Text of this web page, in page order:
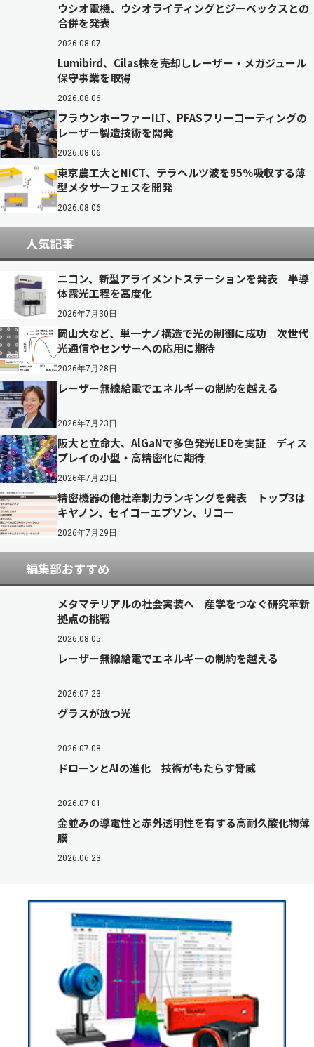
ウシオ電機、ウシオライティングとジーベックスとの
合併を発表
2026.08.07
Lumibird、Cilas株を売却しレーザー・メガジュール
保守事業を取得
2026.08.06
フラウンホーファーILT、PFASフリーコーティングの
レーザー製造技術を開発
2026.08.06
東京農工大とNICT、テラヘルツ波を95％吸収する薄
型メタサーフェスを開発
2026.08.06
人気記事
ニコン、新型アライメントステーションを発表 半導
体露光工程を高度化
2026年7月30日
岡山大など、単一ナノ構造で光の制御に成功 次世代
光通信やセンサーへの応用に期待
2026年7月28日
レーザー無線給電でエネルギーの制約を越える
2026年7月23日
阪大と立命大、AlGaNで多色発光LEDを実証 ディス
プレイの小型・高精密化に期待
2026年7月23日
精密機器の他社牽制力ランキングを発表 トップ3は
キヤノン、セイコーエプソン、リコー
2026年7月29日
編集部おすすめ
メタマテリアルの社会実装へ 産学をつなぐ研究革新
拠点の挑戦
2026.08.05
レーザー無線給電でエネルギーの制約を越える
2026.07.23
グラスが放つ光
2026.07.08
ドローンとAIの進化 技術がもたらす脅威
2026.07.01
金並みの導電性と赤外透明性を有する高耐久酸化物薄
膜
2026.06.23